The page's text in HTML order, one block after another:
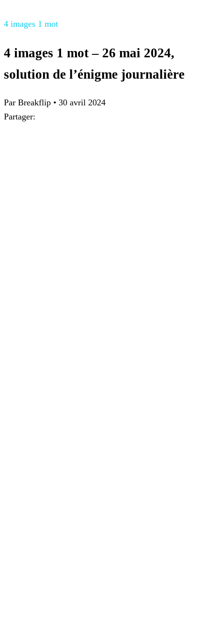
4 images 1 mot
4 images 1 mot – 26 mai 2024,
solution de l’énigme journalière
Par Breakflip • 30 avril 2024
Partager: